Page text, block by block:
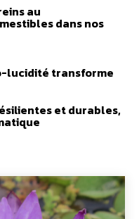
au
dans nos
lucidité transforme
et durables,